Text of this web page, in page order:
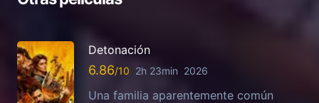
Detonación
6.86 2h 23min 2026
Una familia aparentemente común